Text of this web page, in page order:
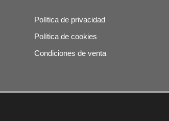
Política de privacidad
Política de cookies
Condiciones de venta